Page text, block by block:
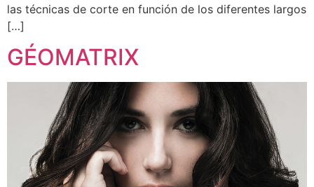
las técnicas de corte en función de los diferentes largos
[…]
GÉOMATRIX